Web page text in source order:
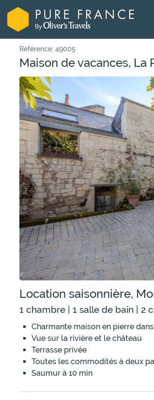
Référence: 49005
Maison de vacances, La
Location saisonnière,
1 chambre | 1 salle de bain | 2
Charmante maison en pierre
Vue sur la rivière et le château
Terrasse privée
Toutes les commodités à deux
Saumur à 10 min